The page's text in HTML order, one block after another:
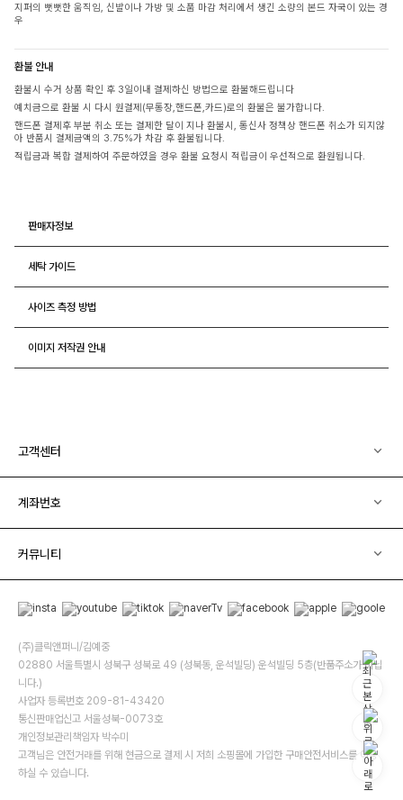
지퍼의 뻣뻣한 움직임, 신발이나 가방 및 소품 마감 처리에서 생긴 소량의 본드 자국이 있는 경
우
환불 안내
환불시 수거 상품 확인 후 3일이내 결제하신 방법으로 환불해드립니다
예치금으로 환불 시 다시 원결제(무통장,핸드폰,카드)로의 환불은 불가합니다.
핸드폰 결제후 부분 취소 또는 결제한 달이 지나 환불시, 통신사 정책상 핸드폰 취소가 되지않
아 반품시 결제금액의 3.75%가 차감 후 환불됩니다.
적립금과 복합 결제하여 주문하였을 경우 환불 요청시 적립금이 우선적으로 환원됩니다.
판매자정보
세탁 가이드
사이즈 측정 방법
이미지 저작권 안내
고객센터
계좌번호
커뮤니티
(주)클릭앤퍼니/김예중
02880 서울특별시 성북구 성북로 49 (성북동, 운석빌딩) 운석빌딩 5층(반품주소가 아닙
니다.)
사업자 등록번호 209-81-43420
통신판매업신고 서울성북-0073호
개인정보관리책임자 박수미
고객님은 안전거래를 위해 현금으로 결제 시 저희 소핑몰에 가입한 구매안전서비스를 이용
하실 수 있습니다.